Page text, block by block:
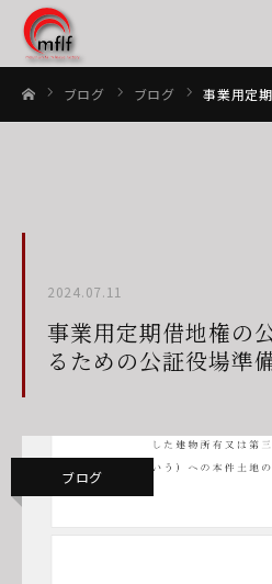
ブログ ブログ 事業用定期借地権
2024.07.11
事業用定期借地権の
るための公証役場準
ブログ